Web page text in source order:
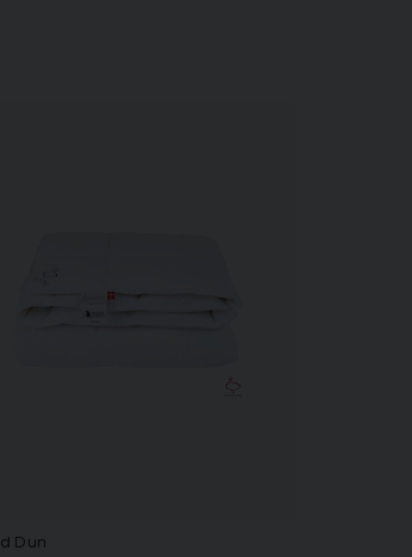
Dun